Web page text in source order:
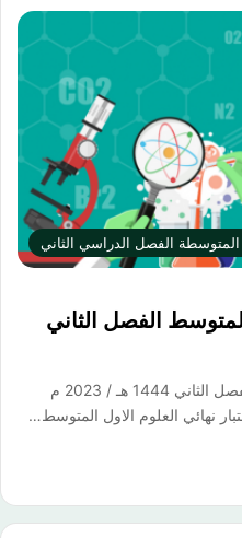
المتوسطة الفصل الدراسي الثاني
المتوسط الفصل الثاني
اختبار نهائي العلوم الاول المتوسط الفصل الثاني 1444 هـ / 2023 م
نهائي العلوم الاول المتوسط…